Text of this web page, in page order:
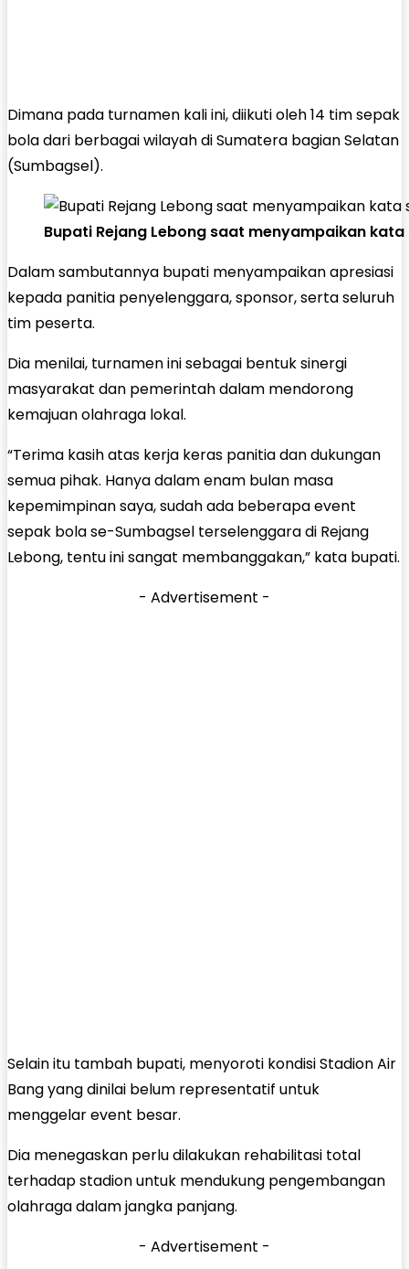
Dimana pada turnamen kali ini, diikuti oleh 14 tim sepak
bola dari berbagai wilayah di Sumatera bagian Selatan
(Sumbagsel).
Bupati Rejang Lebong saat menyampaikan
Dalam sambutannya bupati menyampaikan apresiasi
kepada panitia penyelenggara, sponsor, serta seluruh
tim peserta.
Dia menilai, turnamen ini sebagai bentuk sinergi
masyarakat dan pemerintah dalam mendorong
kemajuan olahraga lokal.
“Terima kasih atas kerja keras panitia dan dukungan
semua pihak. Hanya dalam enam bulan masa
kepemimpinan saya, sudah ada beberapa event
sepak bola se-Sumbagsel terselenggara di Rejang
Lebong, tentu ini sangat membanggakan,” kata bupati.
- Advertisement -
Selain itu tambah bupati, menyoroti kondisi Stadion Air
Bang yang dinilai belum representatif untuk
menggelar event besar.
Dia menegaskan perlu dilakukan rehabilitasi total
terhadap stadion untuk mendukung pengembangan
olahraga dalam jangka panjang.
- Advertisement -